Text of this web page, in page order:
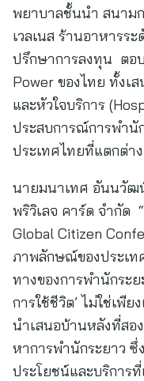
พยาบาลชั้นนำ สนาม
เวลเนส ร้านอาหารร
ปรึกษาการลงทุน ตอ
Power ของไทย ทั้งเ
และหัวใจบริการ
ประสบการณ์การพำนั
ประเทศไทยที่แตกต่าง
นายมนาเทศ อันนวัฒ
พริวิเลจ คาร์ด จำกัด
Global Citizen
ภาพลักษณ์ของประเท
ทางของการพำนักระ
การใช้ชีวิต’ ไม่ใช่เพี
นำเสนอบ้านหลังที่สอ
หาการพำนักระยาว ซึ่
ประโยชน์และบริการ